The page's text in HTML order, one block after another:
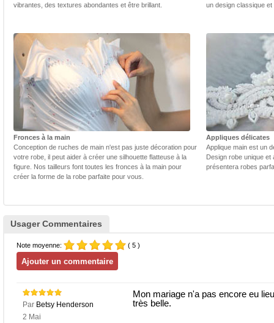
vibrantes, des textures abondantes et être brillant.
un design classique
Fronces à la main
Conception de ruches de main n'est pas juste décoration pour
votre robe, il peut aider à créer une silhouette flatteuse à la
figure. Nos tailleurs font toutes les fronces à la main pour
créer la forme de la robe parfaite pour vous.
Appliques délicates
Applique main est un
Design robe unique
présentera robes
Usager Commentaires
Note moyenne: ( 5 )
Par Betsy Henderson
2 Mai
Mon mariage n'a pas encore eu
très belle.